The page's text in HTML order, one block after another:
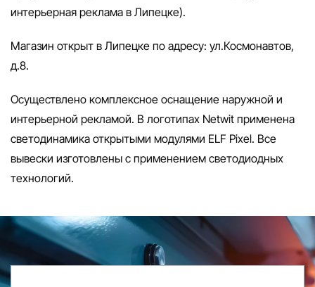
интерьерная реклама в Липецке).
Магазин открыт в Липецке по адресу: ул.Космонавтов,
д.8.
Осуществлено комплексное оснащение наружной и
интерьерной рекламой. В логотипах Netwit применена
светодинамика открытыми модулями ELF Pixel. Все
вывески изготовлены с применением светодиодных
технологий.